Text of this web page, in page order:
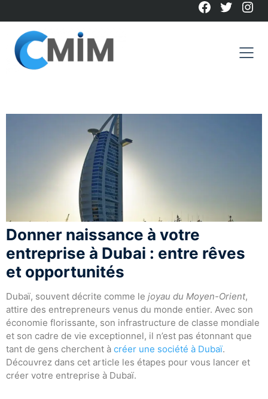
to
content
Facebook
Twitter
Donner naissance à votre
entreprise à Dubai : entre rêves
et opportunités
Dubaï, souvent décrite comme le joyau du Moyen-Orient,
attire des entrepreneurs venus du monde entier. Avec son
économie florissante, son infrastructure de classe mondiale
et son cadre de vie exceptionnel, il n’est pas étonnant que
tant de gens cherchent à créer une société à Dubaï.
Découvrez dans cet article les étapes pour vous lancer et
créer votre entreprise à Dubaï.